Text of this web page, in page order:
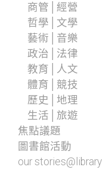
商管│經營
哲學│文學
藝術│音樂
政治│法律
教育│人文
體育│競技
歷史│地理
生活│旅遊
焦點議題
圖書館活動
our stories@library